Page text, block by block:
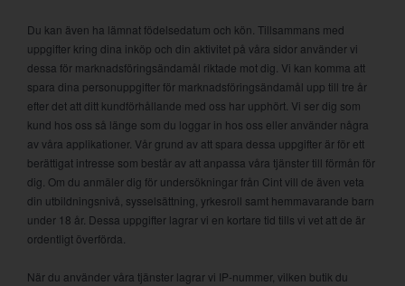
Du kan även ha lämnat födelsedatum och kön. Tillsammans med
uppgifter kring dina inköp och din aktivitet på våra sidor använder vi
dessa för marknadsföringsändamål riktade mot dig. Vi kan komma att
spara dina personuppgifter för marknadsföringsändamål upp till tre år
efter det att ditt kundförhållande med oss har upphört. Vi ser dig som
kund hos oss så länge som du loggar in hos oss eller använder några
av våra applikationer. Vår grund av att spara dessa uppgifter är för ett
berättigat intresse som består av att anpassa våra tjänster till förmån för
dig. Om du anmäler dig för undersökningar från Cint vill de även veta
din utbildningsnivå, sysselsättning, yrkesroll samt hemmavarande barn
under 18 år. Dessa uppgifter lagrar vi en kortare tid tills vi vet att de är
ordentligt överförda.
När du använder våra tjänster lagrar vi IP-nummer, vilken butik du